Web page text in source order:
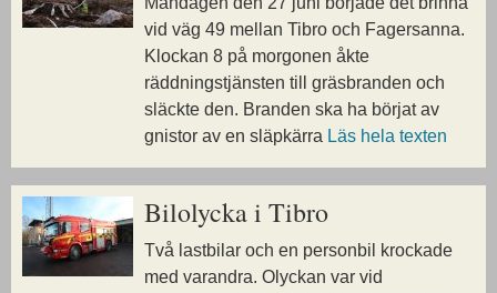
vid väg 49 mellan Tibro och Fagersanna.
Klockan 8 på morgonen åkte
räddningstjänsten till gräsbranden och
släckte den. Branden ska ha börjat av
gnistor av en släpkärra Läs hela texten
Bilolycka i Tibro
Två lastbilar och en personbil krockade
med varandra. Olyckan var vid